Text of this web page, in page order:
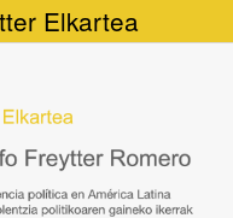
Elkartea